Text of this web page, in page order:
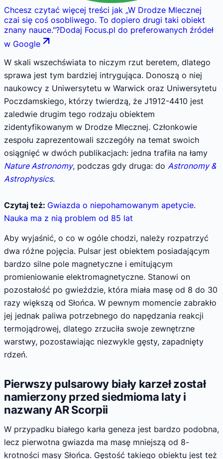
Chcesz czytać więcej treści jak „W Drodze Mlecznej
czai się coś osobliwego. To dopiero drugi taki obiekt
znany nauce."?Dodaj Focus.pl do preferowanych źródeł
w Google
W skali wszechświata to niczym rzut beretem, dlatego
sprawa jest tym bardziej intrygująca. Donoszą o niej
naukowcy z Uniwersytetu w Warwick oraz Uniwersytetu
Poczdamskiego, którzy twierdzą, że J1912-4410 jest
zaledwie drugim tego rodzaju obiektem
zidentyfikowanym w Drodze Mlecznej. Członkowie
zespołu zaprezentowali szczegóły na temat swoich
osiągnięć w dwóch publikacjach: jedna trafiła na łamy
Nature Astronomy, podczas gdy druga: do Astronomy &
Astrophysics.
Czytaj też: Gwiazda o niepohamowanym apetycie.
Nauka ma z nią problem od 85 lat
Aby wyjaśnić, o co w ogóle chodzi, należy rozpatrzyć
dwa różne pojęcia. Pulsar jest obiektem posiadającym
bardzo silne pole magnetyczne i emitującym
promieniowanie elektromagnetyczne. Stanowi on
pozostałość po gwieździe, która miała masę od 8 do 30
razy większą od Słońca. W pewnym momencie zabrakło
jej jednak paliwa potrzebnego do napędzania reakcji
termojądrowej, dlatego zrzuciła swoje zewnętrzne
warstwy, pozostawiając niezwykle gęsty, zapadnięty
rdzeń.
Pierwszy pulsarowy biały karzeł został
namierzony przed siedmioma laty i
nazwany AR Scorpii
W przypadku białego karła geneza jest bardzo podobna,
lecz pierwotna gwiazda ma masę mniejszą od 8-
krotności masy Słońca. Gęstość takiego obiektu jest też